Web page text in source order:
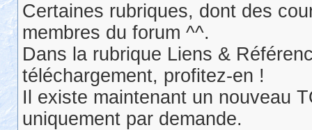
Certaines rubriques, dont des
membres du forum ^^.
Dans la rubrique Liens &
téléchargement, profitez-en !
Il existe maintenant un nouveau
uniquement par demande.